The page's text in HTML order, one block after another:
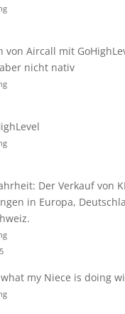
von Aircall mit
nicht nativ
Der Verkauf von
in Europa,
my Niece is doing